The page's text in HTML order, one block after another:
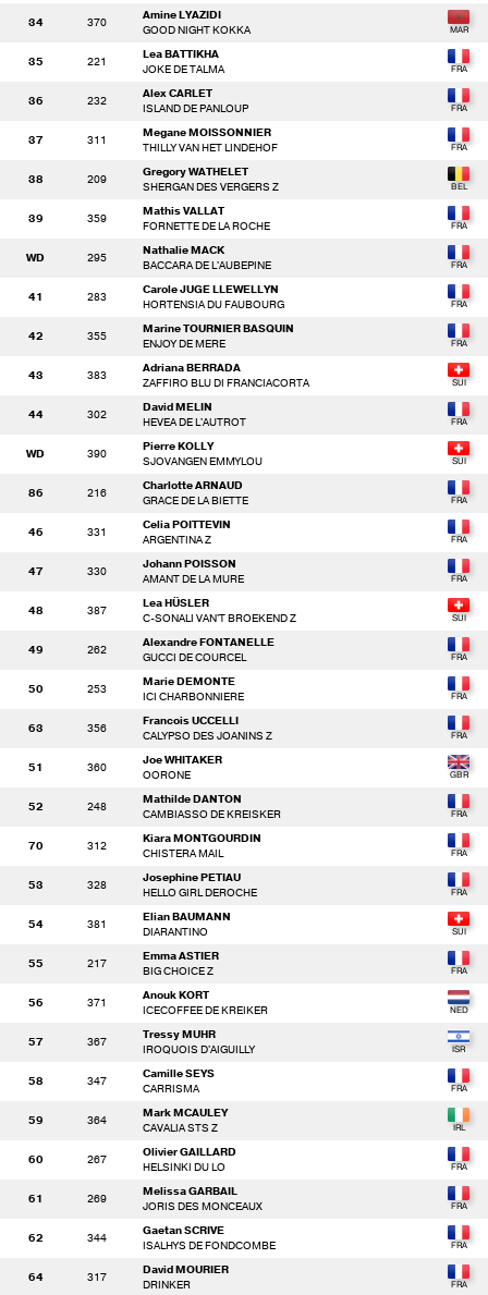
34 370
Amine LYAZIDI
GOOD NIGHT KOKKA
35 221
Lea BATTIKHA
JOKE DE TALMA
36 232
Alex CARLET
ISLAND DE PANLOUP
37 311
Megane MOISSONNIER
THILLY VAN HET LINDEHOF
38 209
Gregory WATHELET
SHERGAN DES VERGERS Z
39 359
Mathis VALLAT
FORNETTE DE LA ROCHE
WD 295
Nathalie MACK
BACCARA DE L'AUBEPINE
41 283
Carole JUGE LLEWELLYN
HORTENSIA DU FAUBOURG
42 355
Marine TOURNIER BASQUIN
ENJOY DE MERE
43 383
Adriana BERRADA
ZAFFIRO BLU DI FRANCIACORTA
44 302
David MELIN
HEVEA DE L'AUTROT
WD 390
Pierre KOLLY
SJOVANGEN EMMYLOU
86 216
Charlotte ARNAUD
GRACE DE LA BIETTE
46 331
Celia POITTEVIN
ARGENTINA Z
47 330
Johann POISSON
AMANT DE LA MURE
48 387
Lea HÜSLER
C-SONALI VAN'T BROEKEND Z
49 262
Alexandre FONTANELLE
GUCCI DE COURCEL
50 253
Marie DEMONTE
ICI CHARBONNIERE
63 356
Francois UCCELLI
CALYPSO DES JOANINS Z
51 360
Joe WHITAKER
OORONE
52 248
Mathilde DANTON
CAMBIASSO DE KREISKER
70 312
Kiara MONTGOURDIN
CHISTERA MAIL
53 328
Josephine PETIAU
HELLO GIRL DEROCHE
54 381
Elian BAUMANN
DIARANTINO
55 217
Emma ASTIER
BIG CHOICE Z
56 371
Anouk KORT
ICECOFFEE DE KREIKER
57 367
Tressy MUHR
IROQUOIS D'AIGUILLY
58 347
Camille SEYS
CARRISMA
59 364
Mark MCAULEY
CAVALIA STS Z
60 267
Olivier GAILLARD
HELSINKI DU LO
61 269
Melissa GARBAIL
JORIS DES MONCEAUX
62 344
Gaetan SCRIVE
ISALHYS DE FONDCOMBE
64 317
David MOURIER
DRINKER